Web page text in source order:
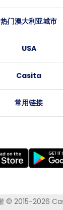
伦敦
爱丁堡
利兹
考文垂
莱斯特
纽卡斯尔
热门澳大利亚城市
布里斯班
阿德莱德
USA
洛杉矶
Casita
常用链接
© 2015-2026